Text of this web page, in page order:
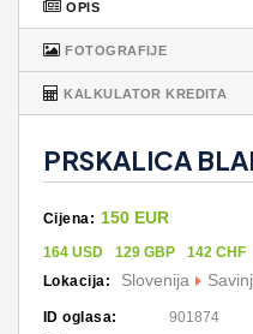
OPIS
FOTOGRAFIJE
KALKULATOR KREDITA
PRSKALICA
Cijena: 150 EUR
164 USD 129 GBP 142 CHF
Lokacija:
Slovenija
ID oglasa:
901874